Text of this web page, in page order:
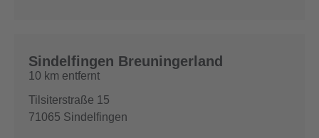
Sindelfingen Breuningerland
10 km entfernt
Tilsiterstraße 15
71065 Sindelfingen